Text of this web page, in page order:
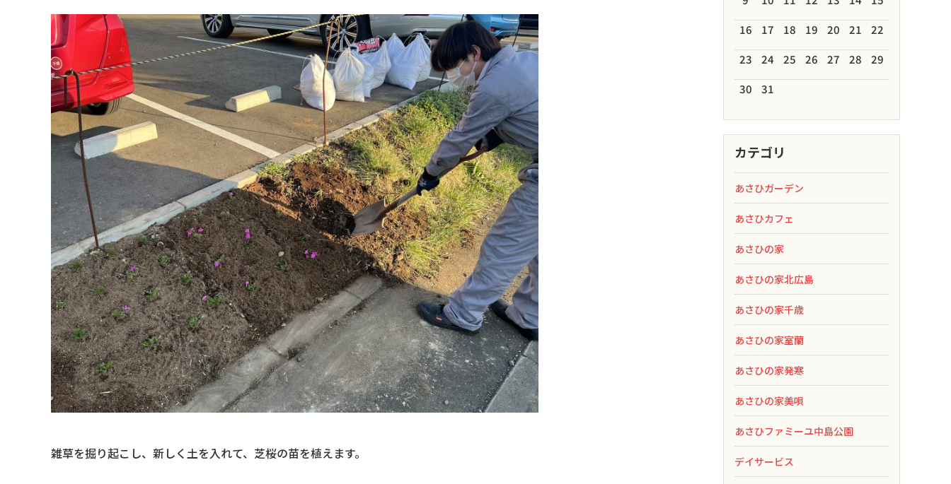
雑草を掘り起こし、新しく土を入れて、芝桜の苗を植えます。
16
17 18 19 20 21
22
23
24 25 26 27 28
29
30
31
カテゴリ
あさひガーデン
あさひカフェ
あさひの家
あさひの家北広島
あさひの家千歳
あさひの家室蘭
あさひの家発寒
あさひの家美唄
あさひファミーユ中島公園
デイサービス